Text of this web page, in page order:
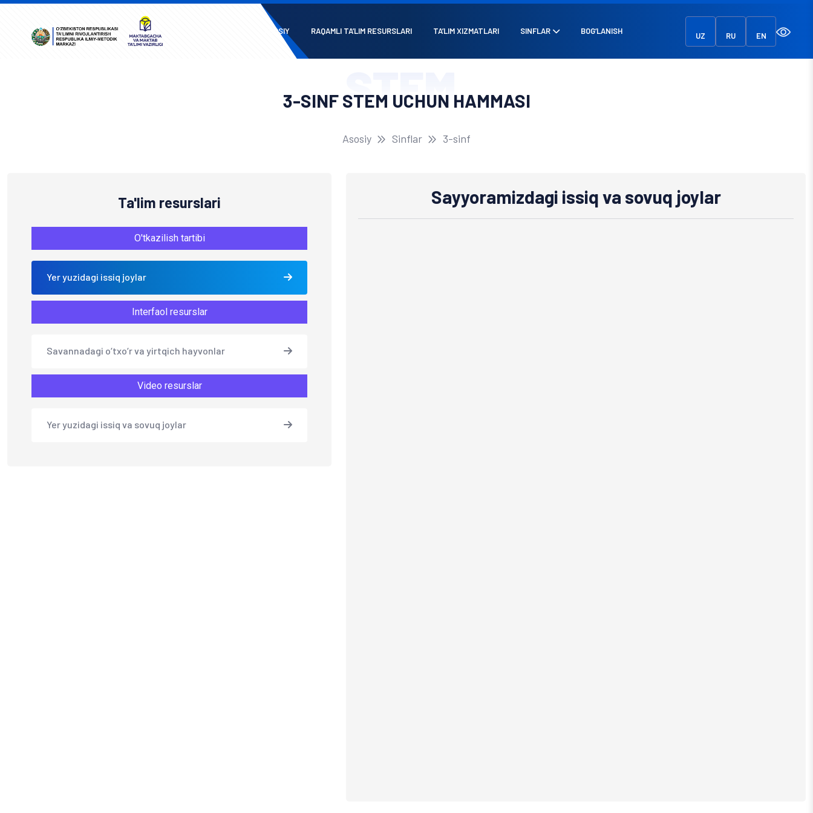
ASOSIY RAQAMLI TA’LIM RESURSLARI TA’LIM XIZMATLARI SINFLAR BOG‘LANISH UZ RU EN
STEM
3-SINF STEM UCHUN HAMMASI
Asosiy Sinflar 3-sinf
Ta'lim resurslari
O'tkazilish tartibi
Yer yuzidagi issiq joylar
Interfaol resurslar
Savannadagi o‘txo‘r va yirtqich hayvonlar
Video resurslar
Yer yuzidagi issiq va sovuq joylar
Sayyoramizdagi issiq va sovuq joylar